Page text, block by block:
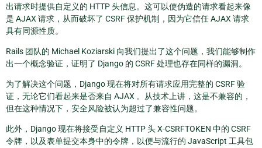
出请求时提供自定义的 HTTP 头信息。这可以使伪造的请求看起来像
是 AJAX 请求，从而破坏了 CSRF 保护机制，因为它信任 AJAX 请求
具有同源性质。
Rails 团队的 Michael Koziarski 向我们提出了这个问题，我们能够制作
出一个概念验证，证明了 Django 的 CSRF 处理也存在同样的漏洞。
为了解决这个问题，Django 现在将对所有请求应用完整的 CSRF 验
证，无论它们看起来是否来自 AJAX 。从技术上讲，这是不兼容的，
但在这种情况下，安全风险被认为超过了兼容性问题。
此外，Django 现在将接受自定义 HTTP 头 X-CSRFTOKEN 中的 CSRF
令牌，以及表单提交本身中的令牌，以便与流行的 JavaScript 工具包